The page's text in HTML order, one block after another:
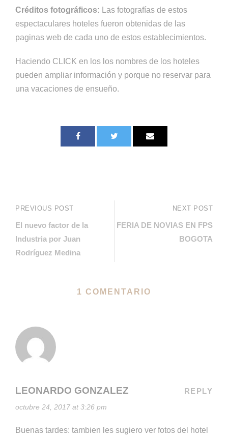
Créditos fotográficos: Las fotografías de estos
espectaculares hoteles fueron obtenidas de las
paginas web de cada uno de estos establecimientos.
Haciendo CLICK en los los nombres de los hoteles
pueden ampliar información y porque no reservar para
una vacaciones de ensueño.
PREVIOUS POST
El nuevo factor de la
Industria por Juan
Rodríguez Medina
NEXT POST
FERIA DE NOVIAS EN FPS
BOGOTA
1 COMENTARIO
LEONARDO GONZALEZ
octubre 24, 2017 at 3:26 pm
REPLY
Buenas tardes: tambien les sugiero ver fotos del hotel